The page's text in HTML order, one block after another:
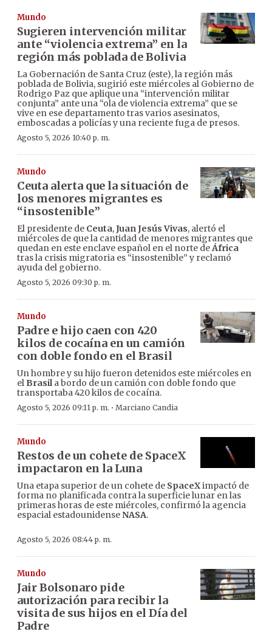
Mundo
Sugieren intervención militar
ante “violencia extrema” en la
región más poblada de Bolivia
La Gobernación de Santa Cruz (este), la región más
poblada de Bolivia, sugirió este miércoles al Gobierno de
Rodrigo Paz que aplique una “intervención militar
conjunta” ante una “ola de violencia extrema” que se
vive en ese departamento tras varios asesinatos,
emboscadas a policías y una reciente fuga de presos.
Agosto 5, 2026 10:40 p. m.
Mundo
Ceuta alerta que la situación de
los menores migrantes es
“insostenible”
El presidente de Ceuta,Juan Jesús Vivas, alertó el
miércoles de que la cantidad de menores migrantes que
quedan en este enclave español en el norte deÁfrica
tras la crisis migratoria es “insostenible” y reclamó
ayuda del gobierno.
Agosto 5, 2026 09:30 p. m.
Mundo
Padre e hijo caen con 420
kilos de cocaína en un camión
con doble fondo en el Brasil
Un hombre y su hijo fueron detenidos este miércoles en
el Brasila bordo de un camión con doble fondo que
transportaba 420 kilos de cocaína.
Agosto 5, 2026 09:11 p. m. · Marciano Candia
Mundo
Restos de un cohete de SpaceX
impactaron en la Luna
Una etapa superior de un cohete de SpaceXimpactó de
forma no planificada contra la superficie lunar en las
primeras horas de este miércoles, confirmó la agencia
espacial estadounidenseNASA.
Agosto 5, 2026 08:44 p. m.
Mundo
Jair Bolsonaro pide
autorización para recibir la
visita de sus hijos en el Día del
Padre